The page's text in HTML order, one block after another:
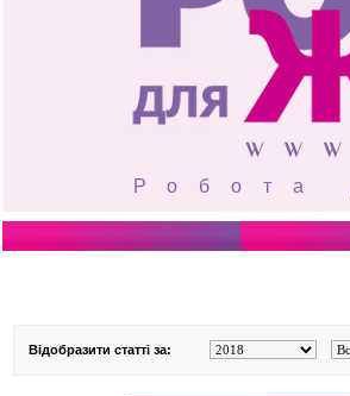
Робота
Відобразити статті за: